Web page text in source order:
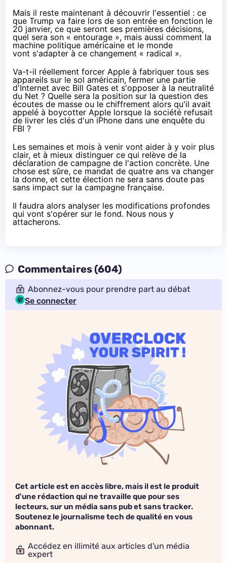
Mais il reste maintenant à découvrir l'essentiel : ce
que Trump va faire lors de son entrée en fonction le
20 janvier, ce que seront ses premières décisions,
quel sera son « entourage », mais aussi comment la
machine politique américaine et le monde
vont s'adapter à ce changement « radical ».
Va-t-il réellement forcer Apple à fabriquer tous ses
appareils sur le sol américain, fermer une partie
d'Internet avec Bill Gates et s'opposer à la neutralité
du Net ? Quelle sera la position sur la question des
écoutes de masse ou le chiffrement alors qu'il avait
appelé à boycotter Apple lorsque la société refusait
de livrer les clés d'un iPhone dans une enquête du
FBI ?
Les semaines et mois à venir vont aider à y voir plus
clair, et à mieux distinguer ce qui relève de la
déclaration de campagne de l'action concrète. Une
chose est sûre, ce mandat de quatre ans va changer
la donne, et cette élection ne sera sans doute pas
sans impact sur la campagne française.
Il faudra alors analyser les modifications profondes
qui vont s'opérer sur le fond. Nous nous y
attacherons.
Commentaires (604)
Abonnez-vous pour prendre part au débat
Se connecter
Cet article est en accès libre, mais il est le produit
d'une rédaction qui ne travaille que pour ses
lecteurs, sur un média sans pub et sans tracker.
Soutenez le journalisme tech de qualité en vous
abonnant.
Accédez en illimité aux articles d'un média
expert